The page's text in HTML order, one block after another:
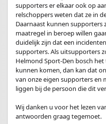
supporters er elkaar ook op
relschoppers weten dat ze in
Daarnaast kunnen supporters
maatregel in beroep willen
duidelijk zijn dat een
supporters. Als uitsupporters
Helmond Sport-Den bosch
kunnen komen, dan kan dat
van onze eigen supporters en
liggen bij de persoon die dit
Wij danken u voor het lezen
antwoorden graag tegemoet.